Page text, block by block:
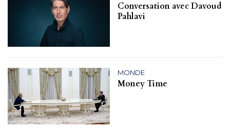
Conversation avec Davoud
Pahlavi
MONDE
Money Time